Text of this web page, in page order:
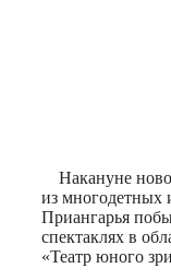
Накануне
из многодетных
Приангарья
спектаклях в
«Театр юного